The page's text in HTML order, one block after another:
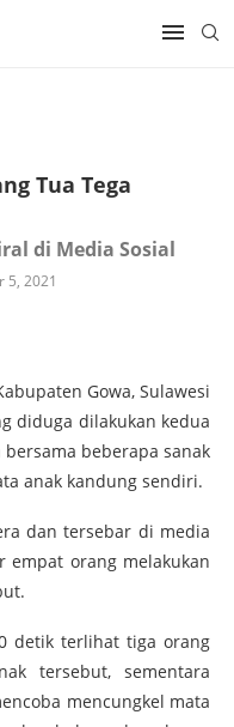
Tua Tega
di Media Sosial
5, 2021
Gowa, Sulawesi
diduga dilakukan kedua
beberapa sanak
anak kandung sendiri.
dan tersebar di media
empat orang melakukan
detik terlihat tiga orang
tersebut, sementara
mencungkel mata